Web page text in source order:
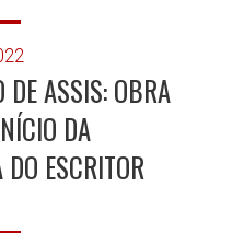
DE ASSIS: OBRA
DA
ESCRITOR